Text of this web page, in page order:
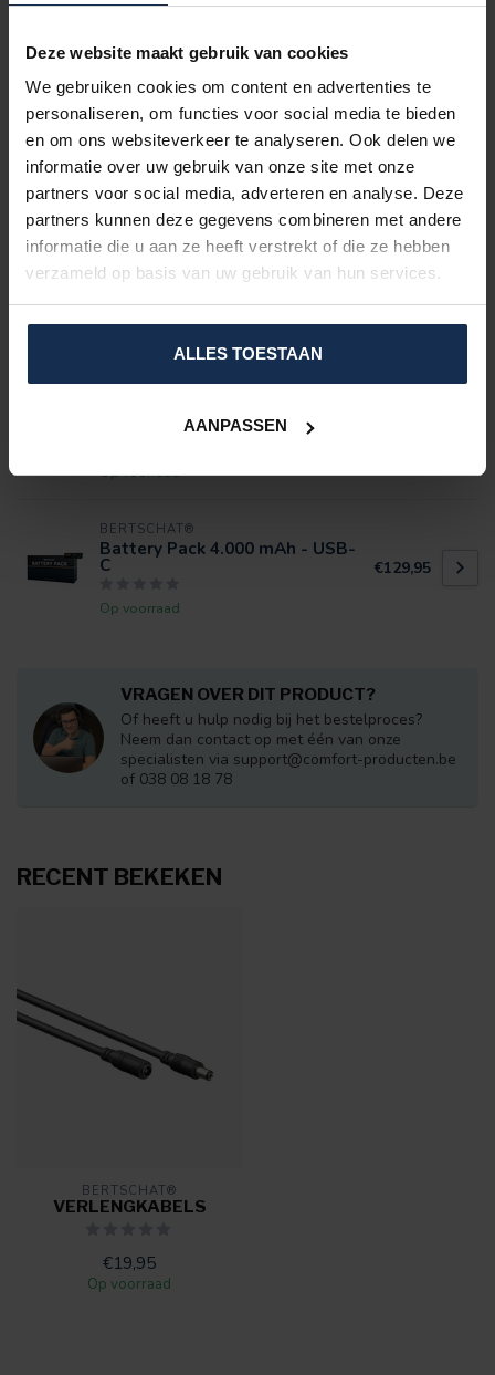
Deze website maakt gebruik van cookies
We gebruiken cookies om content en advertenties te
personaliseren, om functies voor social media te bieden
en om ons websiteverkeer te analyseren. Ook delen we
informatie over uw gebruik van onze site met onze
partners voor social media, adverteren en analyse. Deze
partners kunnen deze gegevens combineren met andere
informatie die u aan ze heeft verstrekt of die ze hebben
verzameld op basis van uw gebruik van hun services.
ALLES TOESTAAN
AANPASSEN
Op voorraad
BERTSCHAT®
Battery Pack 3.000 mAh - USB-
Op voorraad
€109,95
BERTSCHAT®
Verwarmde Stoelverwarmer –
zwarte beanie
Op voorraad
BERTSCHAT®
Battery Pack 4.000 mAh - USB-
C
Op voorraad
€129,95
VRAGEN OVER DIT PRODUCT?
Of heeft u hulp nodig bij het bestelproces?
Neem dan contact op met één van onze
specialisten via support@comfort-producten.be
of 038 08 18 78
RECENT BEKEKEN
BERTSCHAT®
VERLENGKABELS
€19,95
Op voorraad